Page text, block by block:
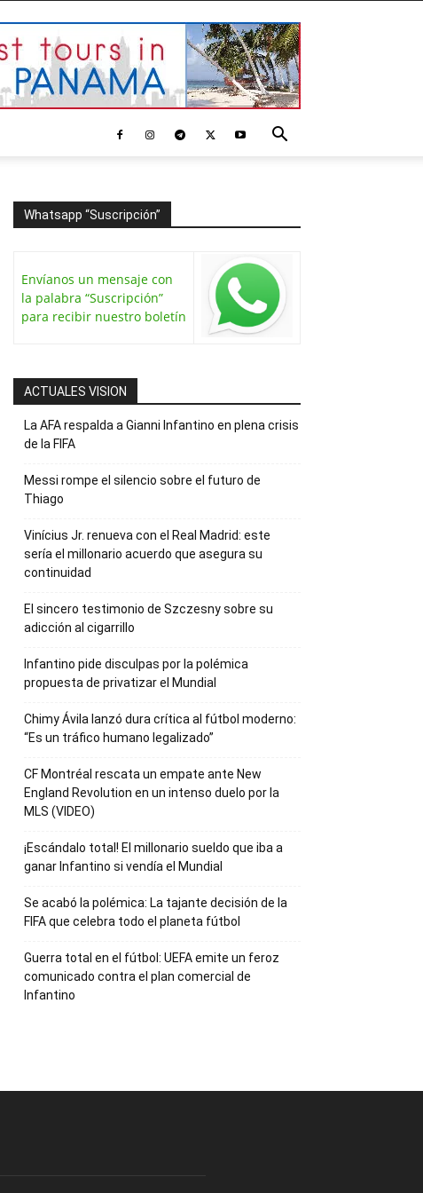
Whatsapp “Suscripción”
Envíanos un mensaje con
la palabra “Suscripción”
para recibir nuestro boletín
ACTUALES VISION
La AFA respalda a Gianni Infantino en plena crisis
de la FIFA
Messi rompe el silencio sobre el futuro de
Thiago
Vinícius Jr. renueva con el Real Madrid: este
sería el millonario acuerdo que asegura su
continuidad
El sincero testimonio de Szczesny sobre su
adicción al cigarrillo
Infantino pide disculpas por la polémica
propuesta de privatizar el Mundial
Chimy Ávila lanzó dura crítica al fútbol moderno:
“Es un tráfico humano legalizado”
CF Montréal rescata un empate ante New
England Revolution en un intenso duelo por la
MLS (VIDEO)
¡Escándalo total! El millonario sueldo que iba a
ganar Infantino si vendía el Mundial
Se acabó la polémica: La tajante decisión de la
FIFA que celebra todo el planeta fútbol
Guerra total en el fútbol: UEFA emite un feroz
comunicado contra el plan comercial de
Infantino